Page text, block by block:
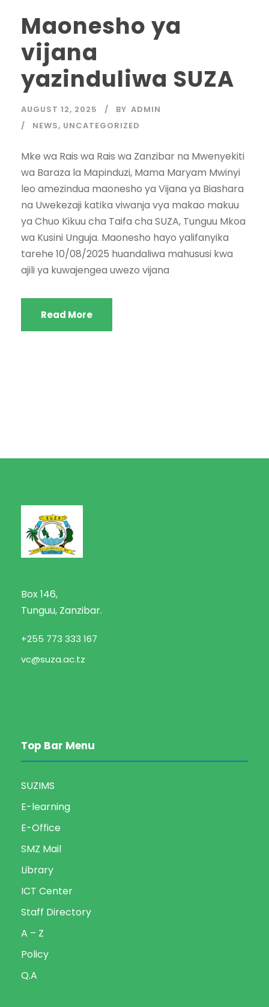
Maonesho ya
vijana
yazinduliwa SUZA
AUGUST 12, 2025 BY ADMIN
NEWS, UNCATEGORIZED
Mke wa Rais wa Rais wa Zanzibar na Mwenyekiti
wa Baraza la Mapinduzi, Mama Maryam Mwinyi
leo amezindua maonesho ya Vijana ya Biashara
na Uwekezaji katika viwanja vya makao makuu
ya Chuo Kikuu cha Taifa cha SUZA, Tunguu Mkoa
wa Kusini Unguja. Maonesho hayo yalifanyika
tarehe 10/08/2025 huandaliwa mahususi kwa
ajili ya kuwajengea uwezo vijana
Read More
Box 146,
Tunguu, Zanzibar.
+255 773 333 167
vc@suza.ac.tz
Top Bar Menu
SUZIMS
E-learning
E-Office
SMZ Mail
Library
ICT Center
Staff Directory
A – Z
Policy
Q.A